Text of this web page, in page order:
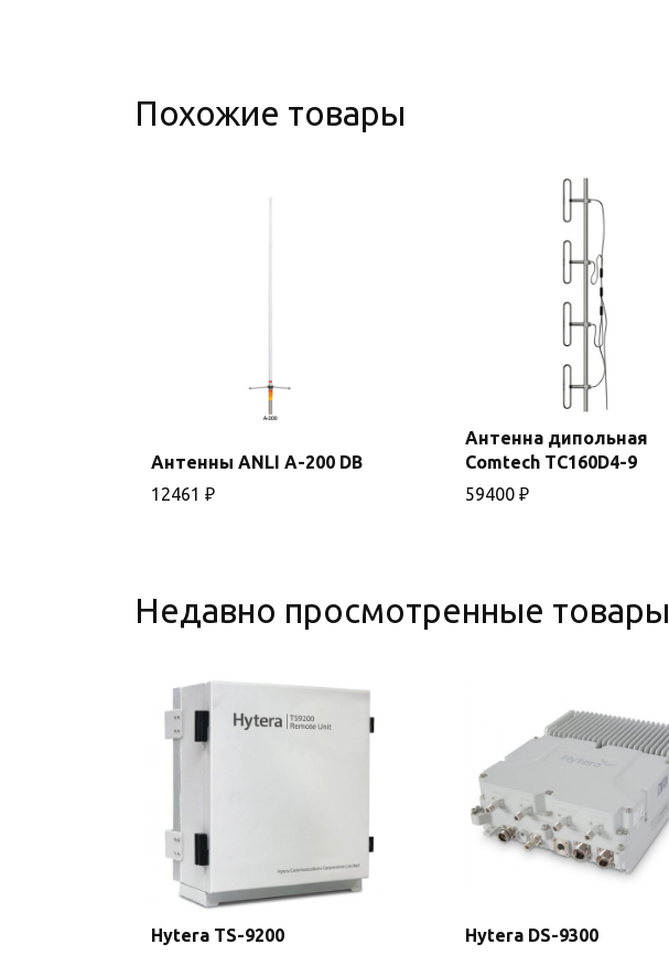
Похожие товары
Антенны ANLI A-200 DB
12461 ₽
Антенна дипольная
Comtech TC160D4-9
59400 ₽
Недавно просмотренные товары
Hytera TS-9200
Hytera DS-9300